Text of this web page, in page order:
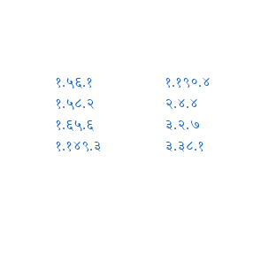
१.५६.१
१.५८.२
१.६५.६
१.१४९.३
१.१९०.४
२.४.४
३.२.७
३.३८.१